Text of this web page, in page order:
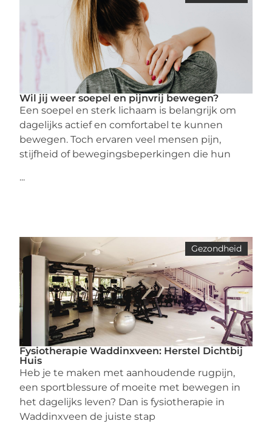
Wil jij weer soepel en pijnvrij bewegen?
Een soepel en sterk lichaam is belangrijk om
dagelijks actief en comfortabel te kunnen
bewegen. Toch ervaren veel mensen pijn,
stijfheid of bewegingsbeperkingen die hun
...
Gezondheid
Fysiotherapie Waddinxveen: Herstel Dichtbij
Huis
Heb je te maken met aanhoudende rugpijn,
een sportblessure of moeite met bewegen in
het dagelijks leven? Dan is fysiotherapie in
Waddinxveen de juiste stap